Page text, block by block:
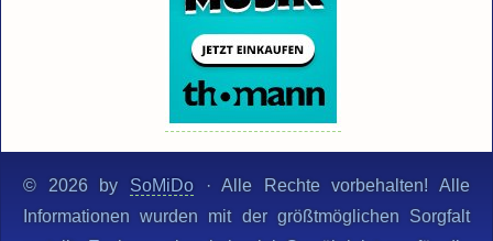
© 2026 by SoMiDo· Alle Rechte vorbehalten! Alle
Informationen wurden mit der größtmöglichen Sorgfalt